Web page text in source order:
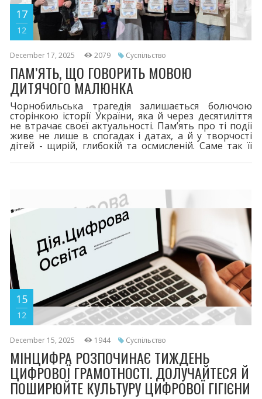
17
12
December 17, 2025 2079 Суспільство
ПАМ’ЯТЬ, ЩО ГОВОРИТЬ МОВОЮ
ДИТЯЧОГО МАЛЮНКА
Чорнобильська трагедія залишається болючою
сторінкою історії України, яка й через десятиліття
не втрачає своєї актуальності. Пам’ять про ті події
живе не лише в спогадах і датах, а й у творчості
дітей - щирій, глибокій та осмисленій. Саме так її
у Всеукраїнському конкурсі дитячого малюнка
15
12
December 15, 2025 1944 Суспільство
МІНЦИФРА РОЗПОЧИНАЄ ТИЖДЕНЬ
ЦИФРОВОЇ ГРАМОТНОСТІ. ДОЛУЧАЙТЕСЯ Й
ПОШИРЮЙТЕ КУЛЬТУРУ ЦИФРОВОЇ ГІГІЄНИ